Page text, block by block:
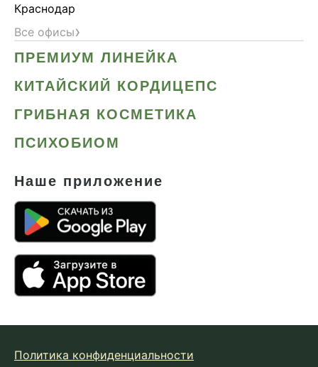
Краснодар
Все офисы›
ПРЕМИУМ ЛИНЕЙКА
КИТАЙСКИЙ КОРДИЦЕПС
ГРИБНАЯ КОСМЕТИКА
ПСИХОБИОМ
Наше приложение
Политика конфиденциальности